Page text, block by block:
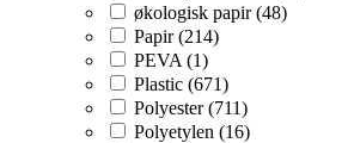
økologisk papir (48)
Papir (214)
PEVA (1)
Plastic (671)
Polyester (711)
Polyetylen (16)